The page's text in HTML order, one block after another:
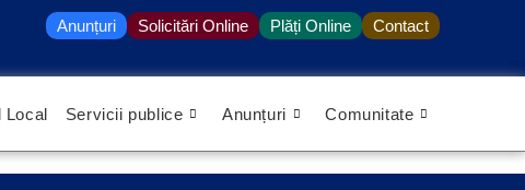
Anunțuri Solicitări Online Plăți Online Contact
Local Servicii publice Anunțuri Comunitate